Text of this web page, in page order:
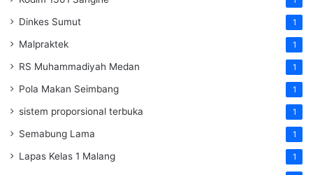
Dinkes Sumut 1
Malpraktek 1
RS Muhammadiyah Medan 1
Pola Makan Seimbang 1
sistem proporsional terbuka 1
Semabung Lama 1
Lapas Kelas 1 Malang 1